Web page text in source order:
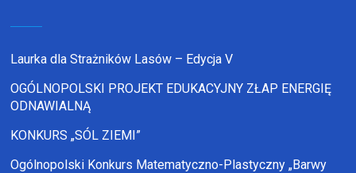
Laurka dla Strażników Lasów – Edycja V
OGÓLNOPOLSKI PROJEKT EDUKACYJNY ZŁAP ENERGIĘ
ODNAWIALNĄ
KONKURS „SÓL ZIEMI”
Ogólnopolski Konkurs Matematyczno-Plastyczny „Barwy